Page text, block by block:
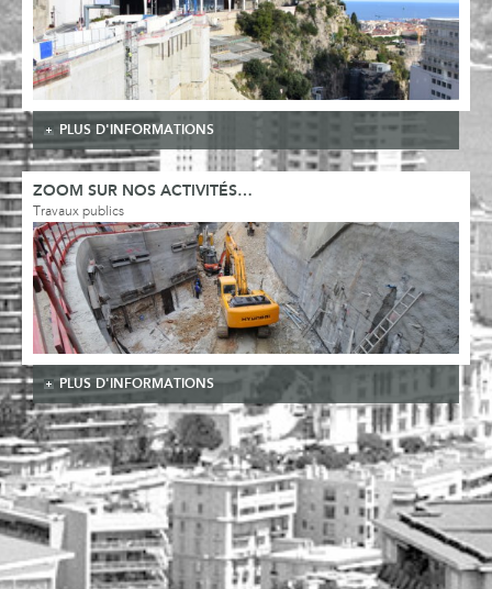
PLUS D'INFORMATIONS
ZOOM SUR NOS ACTIVITÉS…
Travaux publics
PLUS D'INFORMATIONS